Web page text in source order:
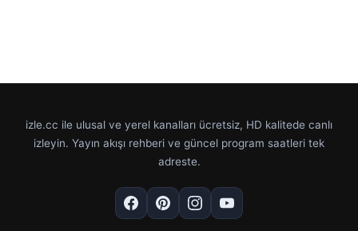
izle.cc ile ulusal ve yerel kanalları ücretsiz, HD kalitede canlı
izleyin. Yayın akışı rehberi ve güncel program saatleri tek
adreste.